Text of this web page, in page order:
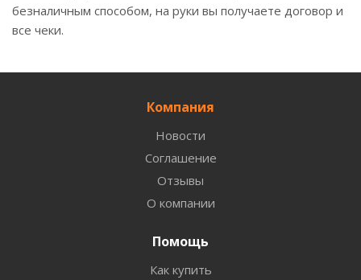
безналичным способом, на руки вы получаете договор и
все чеки.
Компания
Новости
Соглашение
Отзывы
О компании
Помощь
Как купить